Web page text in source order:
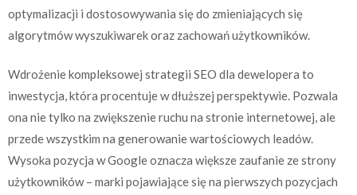
optymalizacji i dostosowywania się do zmieniających się
algorytmów wyszukiwarek oraz zachowań użytkowników.
Wdrożenie kompleksowej strategii SEO dla dewelopera to
inwestycja, która procentuje w dłuższej perspektywie. Pozwala
ona nie tylko na zwiększenie ruchu na stronie internetowej, ale
przede wszystkim na generowanie wartościowych leadów.
Wysoka pozycja w Google oznacza większe zaufanie ze strony
użytkowników – marki pojawiające się na pierwszych pozycjach